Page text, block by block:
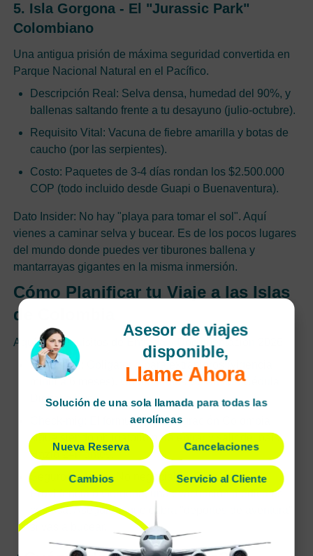
5. Isla Gorgona - El "Jurassic Park"
Colombiano
Una antigua prisión de máxima seguridad convertida en
Parque Nacional Natural en el Pacífico.
Descripción Real: Selva densa, humedad del 90%, y
ballenas saltando frente a tu desayuno (julio-octubre).
Requisito Vital: Vacuna de fiebre amarilla y botas de
caucho (por las serpientes).
Costo: Paquetes de 3-4 días rondan los $2.500.000
COP (todo incluido desde Guapi o Buenaventura).
Dato Insider: No hay "playa para tomar el sol". Aquí
vienes a caminar selva y bucear. Es de los pocos lugares
del mundo donde puedes ver tiburones ballena y
mantarrayas gigantes en la misma inmersión.
Cómo Planificar tu Viaje a las Islas
de Colombia
Aquí son requisitos de Entrada y Documentación 2026
Pasaporte: Obligatorio para extranjeros (vigencia
mínima 6 meses). Colombianos viajan con Cédula
Digital o física.
Check-mig: El formulario de Migración Colombia
sigue siendo obligatorio para entrar y salir del país.
Hazlo 24h antes.
Seguro de Viaje: No negociable. En islas como
Providencia o Gorgona, una evacuación médica es
costosa. Asegúrate que cubra "deportes de aventura"
si vas a bucear.
Asesor de viajes
disponible,
Llame Ahora
Solución de una sola llamada para todas las
aerolíneas
Nueva Reserva Cancelaciones
Cambios Servicio al Cliente